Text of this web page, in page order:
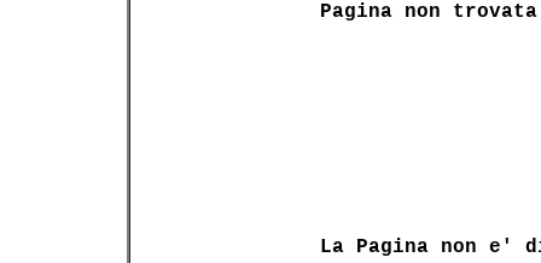
Pagina non trovata
La Pagina non e'